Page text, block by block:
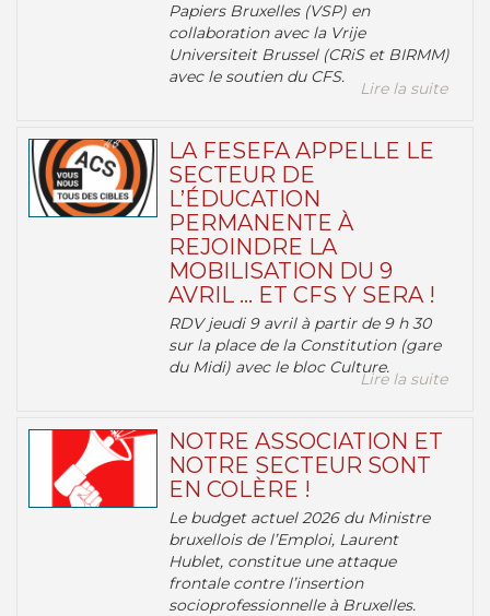
Papiers Bruxelles (VSP) en
collaboration avec la Vrije
Universiteit Brussel (CRiS et BIRMM)
avec le soutien du CFS.
Lire la suite
LA FESEFA APPELLE LE
SECTEUR DE
L’ÉDUCATION
PERMANENTE À
REJOINDRE LA
MOBILISATION DU 9
AVRIL … ET CFS Y SERA !
RDV jeudi 9 avril à partir de 9 h 30
sur la place de la Constitution (gare
du Midi) avec le bloc Culture.
Lire la suite
NOTRE ASSOCIATION ET
NOTRE SECTEUR SONT
EN COLÈRE !
Le budget actuel 2026 du Ministre
bruxellois de l’Emploi, Laurent
Hublet, constitue une attaque
frontale contre l’insertion
socioprofessionnelle à Bruxelles.